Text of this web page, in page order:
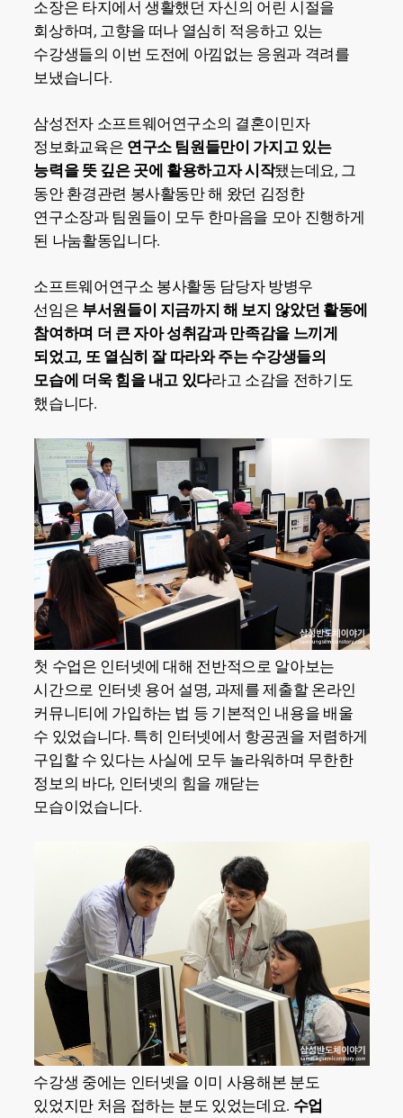
소장은 타지에서 생활했던 자신의 어린 시절을
회상하며, 고향을 떠나 열심히 적응하고 있는
수강생들의 이번 도전에 아낌없는 응원과 격려를
보냈습니다.
삼성전자 소프트웨어연구소의 결혼이민자
정보화교육은 연구소 팀원들만이 가지고 있는
능력을 뜻 깊은곳에 활용하고자 시작됐는데요, 그
동안 환경관련 봉사활동만 해 왔던 김정한
연구소장과 팀원들이 모두 한마음을 모아 진행하게
된 나눔활동입니다.
소프트웨어연구소 봉사활동 담당자 방병우
선임은 부서원들이 지금까지 해 보지 않았던 활동에
참여하며 더 큰 자아 성취감과 만족감을 느끼게
되었고, 또 열심히 잘 따라와 주는 수강생들의
모습에 더욱 힘을 내고 있다라고 소감을 전하기도
했습니다.
첫 수업은 인터넷에 대해 전반적으로 알아보는
시간으로 인터넷 용어 설명, 과제를 제출할 온라인
커뮤니티에 가입하는 법 등 기본적인 내용을 배울
수 있었습니다. 특히 인터넷에서 항공권을 저렴하게
구입할 수 있다는 사실에 모두 놀라워하며 무한한
정보의 바다, 인터넷의 힘을 깨닫는
모습이었습니다.
수강생 중에는 인터넷을 이미 사용해본 분도
있었지만 처음 접하는 분도 있었는데요. 수업